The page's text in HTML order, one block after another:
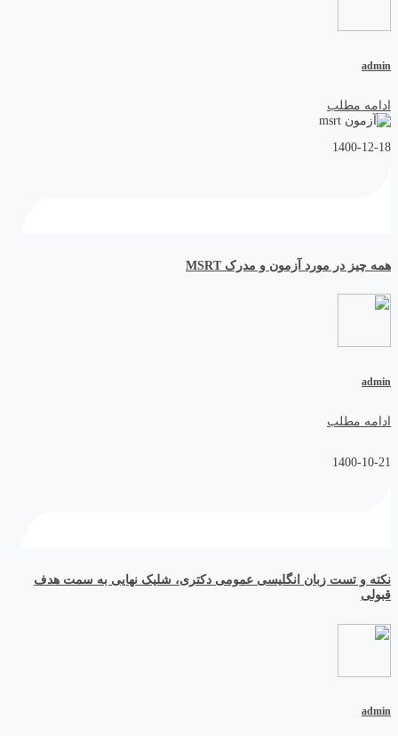
admin
ادامه مطلب
1400-12-18
همه چیز در مورد آزمون و مدرک MSRT
admin
ادامه مطلب
1400-10-21
نکته و تست زبان انگلیسی عمومی دکتری، شلیک نهایی به سمت هدف
قبولی
admin